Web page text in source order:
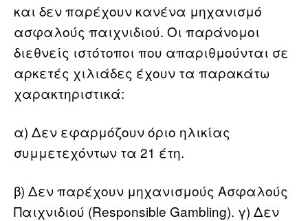
και δεν παρέχουν κανένα μηχανισμό
ασφαλούς παιχνιδιού. Οι παράνομοι
διεθνείς ιστότοποι που απαριθμούνται σε
αρκετές χιλιάδες έχουν τα παρακάτω
χαρακτηριστικά:
α) Δεν εφαρμόζουν όριο ηλικίας
συμμετεχόντων τα 21 έτη.
β) Δεν παρέχουν μηχανισμούς Aσφαλούς
Παιχνιδιού (Responsible Gambling). γ) Δεν